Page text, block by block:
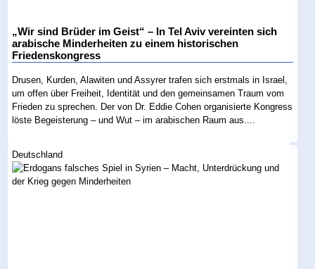
„Wir sind Brüder im Geist“ – In Tel Aviv vereinten sich
arabische Minderheiten zu einem historischen
Friedenskongress
Drusen, Kurden, Alawiten und Assyrer trafen sich erstmals in Israel,
um offen über Freiheit, Identität und den gemeinsamen Traum vom
Frieden zu sprechen. Der von Dr. Eddie Cohen organisierte Kongress
löste Begeisterung – und Wut – im arabischen Raum aus....
Deutschland